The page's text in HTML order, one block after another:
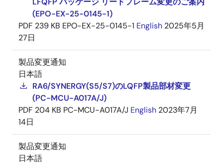
(EPO-EX-25-0145-1)
PDF 239 KB EPO-EX-25-0145-1 English 2025年5月
27日
製品変更通知
日本語
RA6/SYNERGY(S5/S7)のLQFP製品部材変更
(PC-MCU-A017A/J)
PDF 204 KB PC-MCU-A017A/J English 2023年7月
14日
製品変更通知
日本語